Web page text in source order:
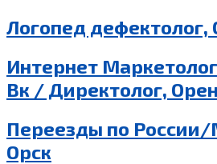
Логопед дефектолог,
Интернет
Вк / Директолог,
Переезды по
Орск